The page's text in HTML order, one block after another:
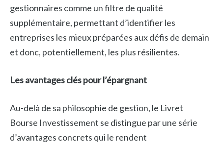
gestionnaires comme un filtre de qualité
supplémentaire, permettant d’identifier les
entreprises les mieux préparées aux défis de demain
et donc, potentiellement, les plus résilientes.
Les avantages clés pour l’épargnant
Au-delà de sa philosophie de gestion, le Livret
Bourse Investissement se distingue par une série
d’avantages concrets qui le rendent